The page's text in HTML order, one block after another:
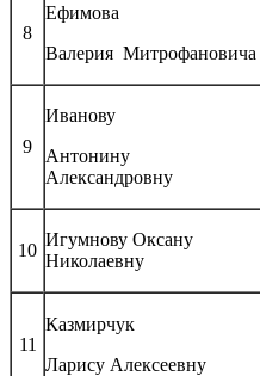
8
Ефимова
Валерия Митрофановича
9
Иванову
Антонину
Александровну
10
Игумнову Оксану
Николаевну
11
Казмирчук
Ларису Алексеевну